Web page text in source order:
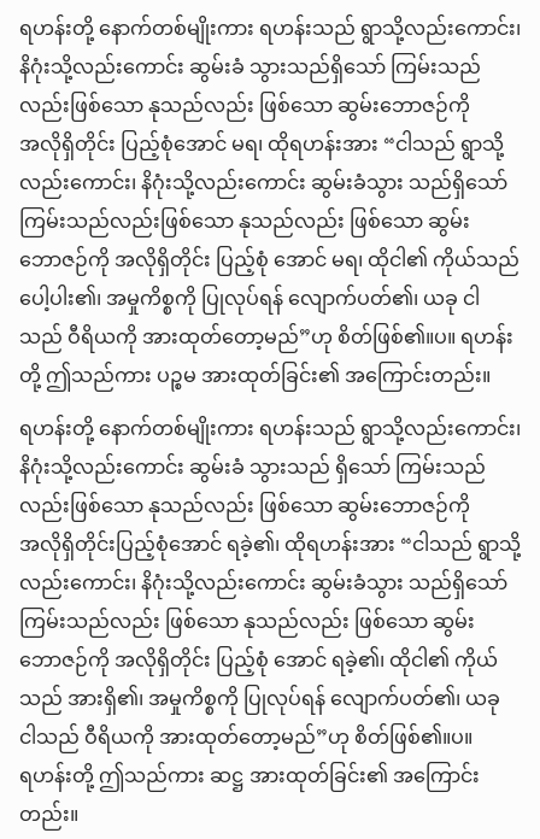
ရဟန်းတို့ နောက်တစ်မျိုးကား ရဟန်းသည် ရွာသို့လည်းကောင်း၊
နိဂုံးသို့လည်းကောင်း ဆွမ်းခံ သွားသည်ရှိသော် ကြမ်းသည်
လည်းဖြစ်သော နုသည်လည်း ဖြစ်သော ဆွမ်းဘောဇဉ်ကို
အလိုရှိတိုင်း ပြည့်စုံအောင် မရ၊ ထိုရဟန်းအား “ငါသည် ရွာသို့
လည်းကောင်း၊ နိဂုံးသို့လည်းကောင်း ဆွမ်းခံသွား သည်ရှိသော်
ကြမ်းသည်လည်းဖြစ်သော နုသည်လည်း ဖြစ်သော ဆွမ်း
ဘောဇဉ်ကို အလိုရှိတိုင်း ပြည့်စုံ အောင် မရ၊ ထိုငါ၏ ကိုယ်သည်
ပေါ့ပါး၏၊ အမှုကိစ္စကို ပြုလုပ်ရန် လျောက်ပတ်၏၊ ယခု ငါ
သည် ဝီရိယကို အားထုတ်တော့မည်”ဟု စိတ်ဖြစ်၏။ပ။ ရဟန်း
တို့ ဤသည်ကား ပဉ္စမ အားထုတ်ခြင်း၏ အကြောင်းတည်း။
ရဟန်းတို့ နောက်တစ်မျိုးကား ရဟန်းသည် ရွာသို့လည်းကောင်း၊
နိဂုံးသို့လည်းကောင်း ဆွမ်းခံ သွားသည် ရှိသော် ကြမ်းသည်
လည်းဖြစ်သော နုသည်လည်း ဖြစ်သော ဆွမ်းဘောဇဉ်ကို
အလိုရှိတိုင်းပြည့်စုံအောင် ရခဲ့၏၊ ထိုရဟန်းအား “ငါသည် ရွာသို့
လည်းကောင်း၊ နိဂုံးသို့လည်းကောင်း ဆွမ်းခံသွား သည်ရှိသော်
ကြမ်းသည်လည်း ဖြစ်သော နုသည်လည်း ဖြစ်သော ဆွမ်း
ဘောဇဉ်ကို အလိုရှိတိုင်း ပြည့်စုံ အောင် ရခဲ့၏၊ ထိုငါ၏ ကိုယ်
သည် အားရှိ၏၊ အမှုကိစ္စကို ပြုလုပ်ရန် လျောက်ပတ်၏၊ ယခု
ငါသည် ဝီရိယကို အားထုတ်တော့မည်”ဟု စိတ်ဖြစ်၏။ပ။
ရဟန်းတို့ ဤသည်ကား ဆဋ္ဌ အားထုတ်ခြင်း၏ အကြောင်း
တည်း။